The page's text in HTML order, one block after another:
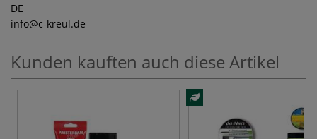
DE
info@c-kreul.de
Kunden kauften auch diese Artikel